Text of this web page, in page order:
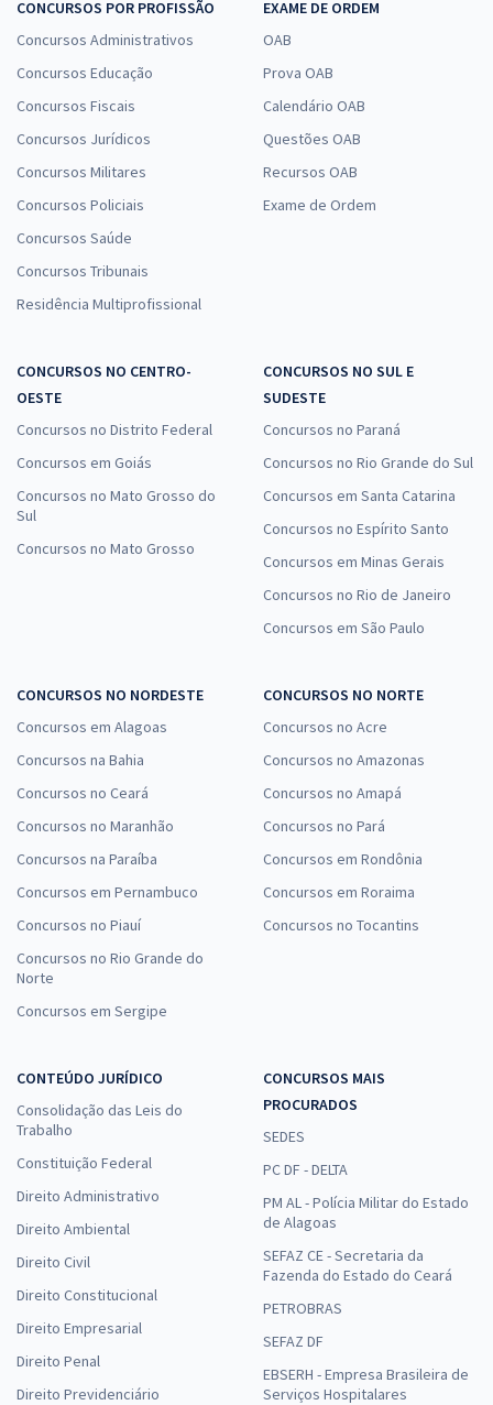
CONCURSOS POR PROFISSÃO
Concursos Administrativos
Concursos Educação
Concursos Fiscais
Concursos Jurídicos
Concursos Militares
Concursos Policiais
Concursos Saúde
Concursos Tribunais
Residência Multiprofissional
EXAME DE ORDEM
OAB
Prova OAB
Calendário OAB
Questões OAB
Recursos OAB
Exame de Ordem
CONCURSOS NO CENTRO-
OESTE
Concursos no Distrito Federal
Concursos em Goiás
Concursos no Mato Grosso do
Sul
Concursos no Mato Grosso
CONCURSOS NO SUL E
SUDESTE
Concursos no Paraná
Concursos no Rio Grande do Sul
Concursos em Santa Catarina
Concursos no Espírito Santo
Concursos em Minas Gerais
Concursos no Rio de Janeiro
Concursos em São Paulo
CONCURSOS NO NORDESTE
Concursos em Alagoas
Concursos na Bahia
Concursos no Ceará
Concursos no Maranhão
Concursos na Paraíba
Concursos em Pernambuco
Concursos no Piauí
Concursos no Rio Grande do
Norte
Concursos em Sergipe
CONCURSOS NO NORTE
Concursos no Acre
Concursos no Amazonas
Concursos no Amapá
Concursos no Pará
Concursos em Rondônia
Concursos em Roraima
Concursos no Tocantins
CONTEÚDO JURÍDICO
Consolidação das Leis do
Trabalho
Constituição Federal
Direito Administrativo
Direito Ambiental
Direito Civil
Direito Constitucional
Direito Empresarial
Direito Penal
Direito Previdenciário
CONCURSOS MAIS
PROCURADOS
SEDES
PC DF - DELTA
PM AL - Polícia Militar do Estado
de Alagoas
SEFAZ CE - Secretaria da
Fazenda do Estado do Ceará
PETROBRAS
SEFAZ DF
EBSERH - Empresa Brasileira de
Serviços Hospitalares